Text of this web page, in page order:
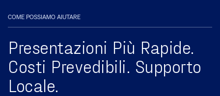
COME POSSIAMO AIUTARE
Presentazioni Più Rapide.
Costi Prevedibili. Supporto
Locale.